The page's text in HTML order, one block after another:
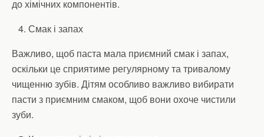
до хімічних компонентів.
Смак і запах
Важливо, щоб паста мала приємний смак і запах,
оскільки це сприятиме регулярному та тривалому
чищенню зубів. Дітям особливо важливо вибирати
пасти з приємним смаком, щоб вони охоче чистили
зуби.